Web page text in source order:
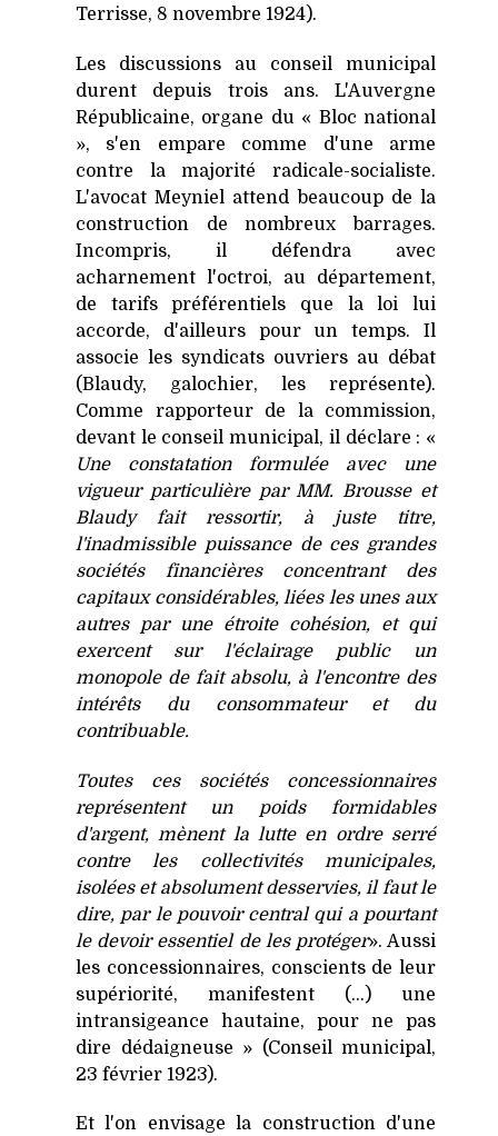
Terrisse, 8 novembre 1924).
Les discussions au conseil municipal
durent depuis trois ans. L'Auvergne
Républicaine, organe du « Bloc national
», s'en empare comme d'une arme
contre la majorité radicale-socialiste.
L'avocat Meyniel attend beaucoup de la
construction de nombreux barrages.
Incompris, il défendra avec
acharnement l'octroi, au département,
de tarifs préférentiels que la loi lui
accorde, d'ailleurs pour un temps. Il
associe les syndicats ouvriers au débat
(Blaudy, galochier, les représente).
Comme rapporteur de la commission,
devant le conseil municipal, il déclare : «
Une constatation formulée avec une
vigueur particulière par MM. Brousse et
Blaudy fait ressortir, à juste titre,
l'inadmissible puissance de ces grandes
sociétés financières concentrant des
capitaux considérables, liées les unes aux
autres par une étroite cohésion, et qui
exercent sur l'éclairage public un
monopole de fait absolu, à l'encontre des
intérêts du consommateur et du
contribuable.
Toutes ces sociétés concessionnaires
représentent un poids formidables
d'argent, mènent la lutte en ordre serré
contre les collectivités municipales,
isolées et absolument desservies, il faut le
dire, par le pouvoir central qui a pourtant
le devoir essentiel de les protéger». Aussi
les concessionnaires, conscients de leur
supériorité, manifestent (...) une
intransigeance hautaine, pour ne pas
dire dédaigneuse » (Conseil municipal,
23 février 1923).
Et l'on envisage la construction d'une